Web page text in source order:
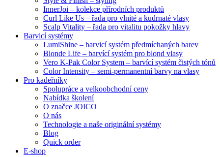
InnerJoi – kolekce přírodních produktů
Curl Like Us – řada pro vlnité a kudrnaté vlasy
Scalp Vitality – řada pro vitalitu pokožky hlavy
Barvicí systémy
LumiShine – barvicí systém předmíchaných barev
Blonde Life – barvící systém pro blond vlasy
Vero K-Pak Color System – barvící systém čistých tónů
Color Intensity – semi-permanentní barvy na vlasy
Pro kadeřníky
Spolupráce a velkoobchodní ceny
Nabídka školení
O značce JOICO
O nás
Technologie a naše originální systémy
Blog
Quick order
E-shop